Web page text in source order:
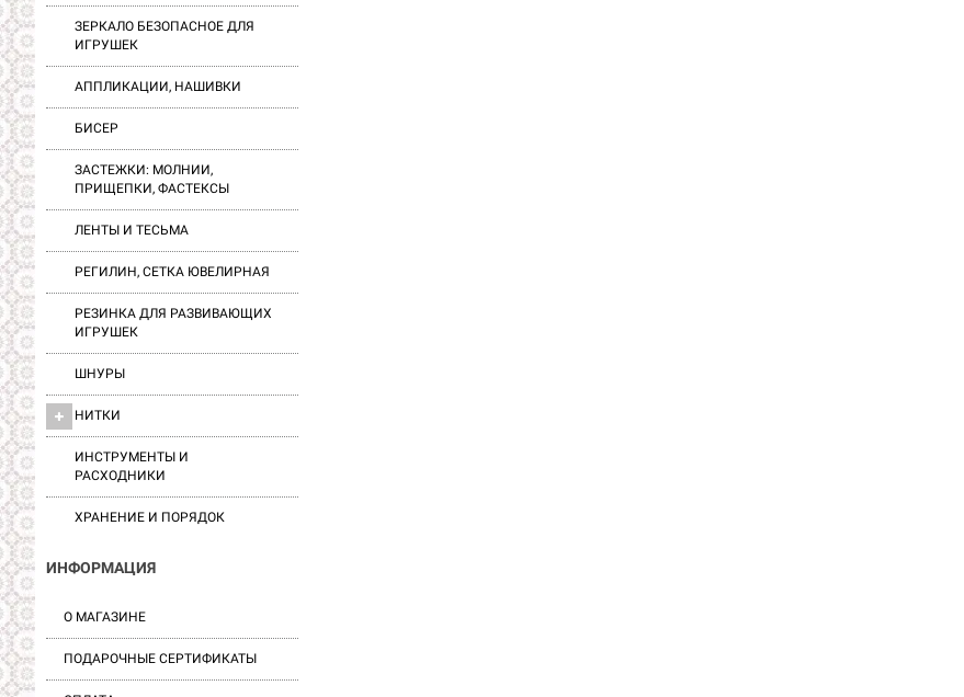
ЗЕРКАЛО БЕЗОПАСНОЕ ДЛЯ
ИГРУШЕК
АППЛИКАЦИИ, НАШИВКИ
БИСЕР
ЗАСТЕЖКИ: МОЛНИИ,
ПРИЩЕПКИ, ФАСТЕКСЫ
ЛЕНТЫ И ТЕСЬМА
РЕГИЛИН, СЕТКА ЮВЕЛИРНАЯ
РЕЗИНКА ДЛЯ РАЗВИВАЮЩИХ
ИГРУШЕК
ШНУРЫ
НИТКИ
ИНСТРУМЕНТЫ И
РАСХОДНИКИ
ХРАНЕНИЕ И ПОРЯДОК
ИНФОРМАЦИЯ
О МАГАЗИНЕ
ПОДАРОЧНЫЕ СЕРТИФИКАТЫ